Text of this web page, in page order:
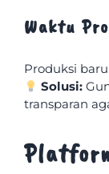
Waktu
Produksi
Solusi:
transparan